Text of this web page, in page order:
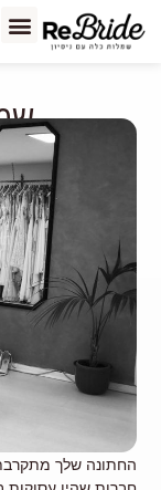
החתונה שלך